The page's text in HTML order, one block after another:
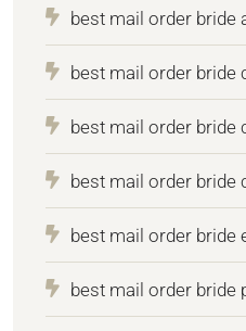
best mail order bride
best mail order bride
best mail order bride
best mail order bride
best mail order bride
best mail order bride